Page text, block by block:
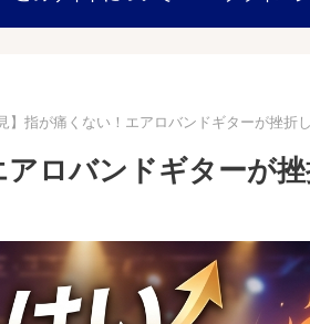
】指が痛くない！エアロバンドギターが挫折
アロバンドギターが